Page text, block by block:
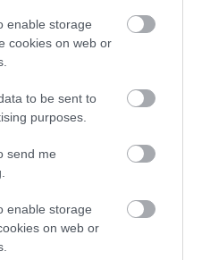
enable storage
cookies on web or
to be sent to
purposes.
send me
enable storage
on web or
KÍSÉRLET
PROGRAM MÉLYŰR
● TUDOMÁNY
a mosógép –
tenni…
7. ● TUDOMÁNY
az ember, aki akár